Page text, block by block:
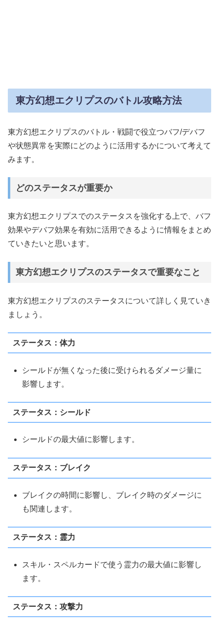
東方幻想エクリプスのバトル攻略方法
東方幻想エクリプスのバトル・戦闘で役立つバフ/デバフ
や状態異常を実際にどのように活用するかについて考えて
みます。
どのステータスが重要か
東方幻想エクリプスでのステータスを強化する上で、バフ
効果やデバフ効果を有効に活用できるように情報をまとめ
ていきたいと思います。
東方幻想エクリプスのステータスで重要なこと
東方幻想エクリプスのステータスについて詳しく見ていき
ましょう。
ステータス：体力
シールドが無くなった後に受けられるダメージ量に
影響します。
ステータス：シールド
シールドの最大値に影響します。
ステータス：ブレイク
ブレイクの時間に影響し、ブレイク時のダメージに
も関連します。
ステータス：霊力
スキル・スペルカードで使う霊力の最大値に影響し
ます。
ステータス：攻撃力